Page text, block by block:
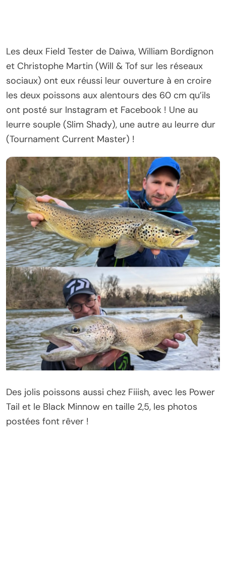
Les deux Field Tester de Daiwa, William Bordignon
et Christophe Martin (Will & Tof sur les réseaux
sociaux) ont eux réussi leur ouverture à en croire
les deux poissons aux alentours des 60 cm qu’ils
ont posté sur Instagram et Facebook ! Une au
leurre souple (Slim Shady), une autre au leurre dur
(Tournament Current Master) !
Des jolis poissons aussi chez Fiiish, avec les Power
Tail et le Black Minnow en taille 2,5, les photos
postées font rêver !